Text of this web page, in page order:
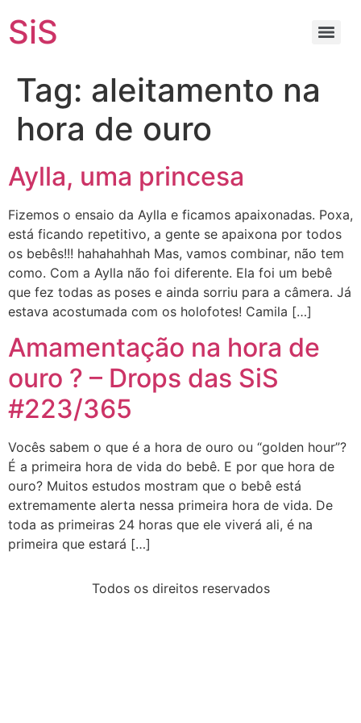
SiS
Tag: aleitamento na
hora de ouro
Aylla, uma princesa
Fizemos o ensaio da Aylla e ficamos apaixonadas. Poxa,
está ficando repetitivo, a gente se apaixona por todos
os bebês!!! hahahahhah Mas, vamos combinar, não tem
como. Com a Aylla não foi diferente. Ela foi um bebê
que fez todas as poses e ainda sorriu para a câmera. Já
estava acostumada com os holofotes! Camila […]
Amamentação na hora de
ouro ? – Drops das SiS
#223/365
Vocês sabem o que é a hora de ouro ou “golden hour”?
É a primeira hora de vida do bebê. E por que hora de
ouro? Muitos estudos mostram que o bebê está
extremamente alerta nessa primeira hora de vida. De
toda as primeiras 24 horas que ele viverá ali, é na
primeira que estará […]
Todos os direitos reservados